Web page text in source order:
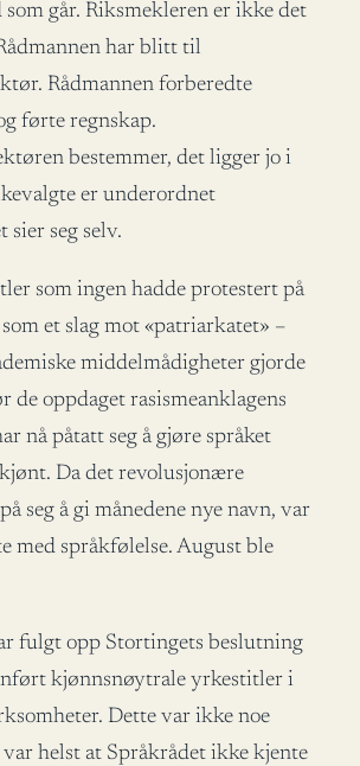
går. Riksmekleren er ikke det
har blitt til
Rådmannen forberedte
førte regnskap.
bestemmer, det ligger jo i
er underordnet
seg selv.
som ingen hadde protestert på
et slag mot «patriarkatet» –
middelmådigheter gjorde
de oppdaget rasismeanklagens
nå påtatt seg å gjøre språket
Da det revolusjonære
seg å gi månedene nye navn, var
med språkfølelse. August ble
fulgt opp Stortingets beslutning
kjønnsnøytrale yrkestitler i
Dette var ikke noe
helst at Språkrådet ikke kjente